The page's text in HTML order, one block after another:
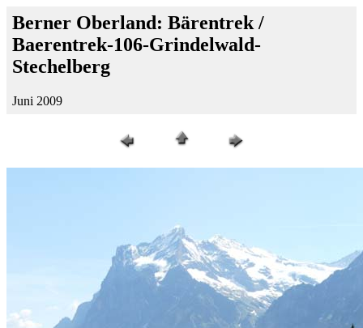
Berner Oberland: Bärentrek /
Baerentrek-106-Grindelwald-
Stechelberg
Juni 2009